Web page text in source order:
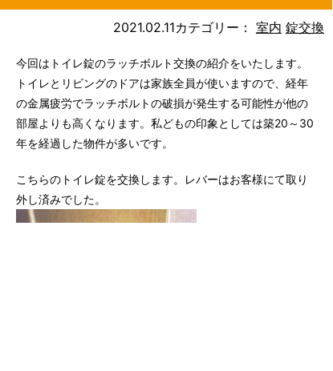
2021.02.11カテゴリー： 室内 錠交換
今回はトイレ錠のラッチボルト交換の紹介をいたします。
トイレとリビングのドアは家族全員が使いますので、経年
の金属疲労でラッチボルトの破損が発生する可能性が他の
部屋よりも高くなります。私どもの印象としては築20～30
年を経過した物件が多いです。
こちらのトイレ錠を交換します。レバーはお客様にて取り
外し済みでした。